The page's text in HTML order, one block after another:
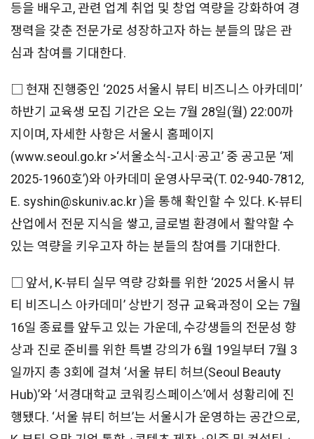
등을 배우고, 관련 업계 취업 및 창업 역량을 강화하여 경
쟁력을 갖춘 전문가로 성장하고자 하는 분들의 많은 관
심과 참여를 기대한다.
□ 현재 진행중인 ‘2025 서울시 뷰티 비즈니스 아카데미’
하반기 교육생 모집 기간은 오는 7월 28일(월) 22:00까
지이며, 자세한 사항은 서울시 홈페이지
(www.seoul.go.kr >‘서울소식-고시·공고’ 중 공고문 ‘제
2025-1960호’)와 아카데미 운영사무국(T. 02-940-7812,
E. syshin@skuniv.ac.kr )을 통해 확인할 수 있다. K-뷰티
산업에서 전문 지식을 쌓고, 글로벌 환경에서 활약할 수
있는 역량을 키우고자 하는 분들의 참여를 기대한다.
□ 앞서, K-뷰티 실무 역량 강화를 위한 ‘2025 서울시 뷰
티 비즈니스 아카데미’ 상반기 정규 교육과정이 오는 7월
16일 종료를 앞두고 있는 가운데, 수강생들의 전문성 향
상과 진로 준비를 위한 특별 강의가 6월 19일부터 7월 3
일까지 총 3회에 걸쳐 ‘서울 뷰티 허브(Seoul Beauty
Hub)’와 ‘서경대학교 코워킹스페이스’에서 성황리에 진
행됐다. ‘서울 뷰티 허브’는 서울시가 운영하는 공간으로,